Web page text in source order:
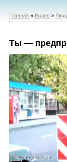
Главная » Видео »
Ты —